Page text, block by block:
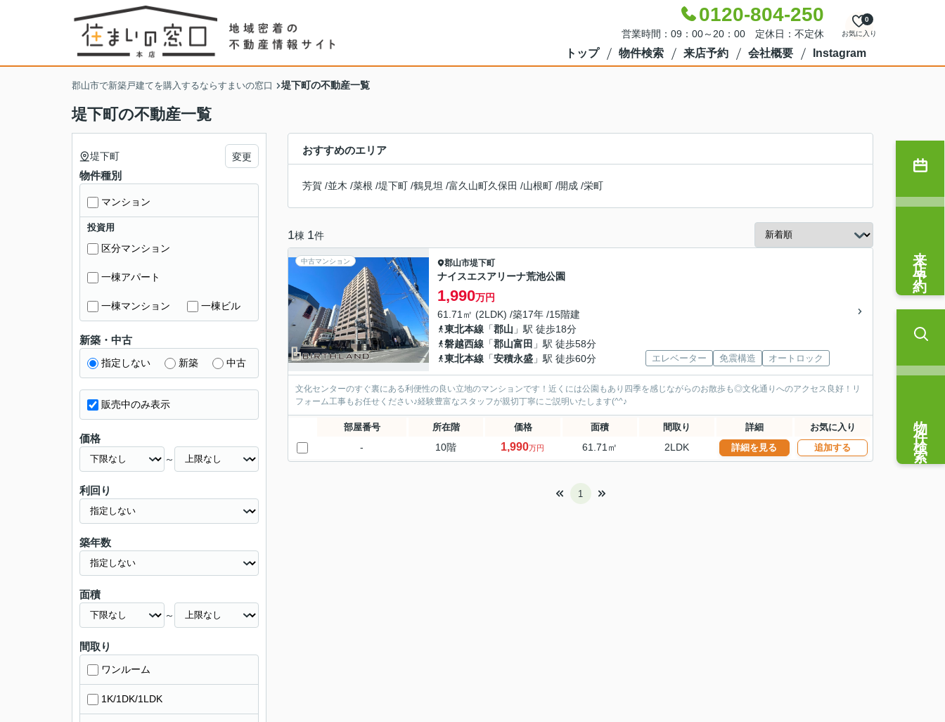
0120-804-250
営業時間：09：00～20：00 定休日：不定休 お気に入り
0
トップ 物件検索 来店予約 会社概要 Instagram
郡山市で新築戸建てを購入するならすまいの窓口 堤下町の不動産一覧
堤下町の不動産一覧
おすすめのエリア
芳賀 /並木 /菜根 /堤下町 /鶴見坦 /富久山町久保田 /山根町 /開成 /栄町
1棟 1件
中古マンション 郡山市堤下町
ナイスエスアリーナ荒池公園
1,990万円
61.71㎡ (2LDK) /築17年 /15階建
東北本線 「郡山 」駅 徒歩18分
磐越西線 「郡山富田 」駅 徒歩58分
東北本線 「安積永盛 」駅 徒歩60分 エレベーター 免震構造 オートロック
文化センターのすぐ裏にある利便性の良い立地のマンションです！近くには公園もあり四季を感じながらのお散歩も◎文化通りへのアクセス良好！リ
フォーム工事もお任せください♪経験豊富なスタッフが親切丁寧にご説明いたします(^^♪
部屋番号 所在階 価格 面積 間取り 詳細 お気に入り
- 10階 1,990万円 61.71㎡ 2LDK 詳細を見る 追加する
1
堤下町 変更
物件種別
マンション
投資用
区分マンション
一棟アパート
一棟マンション 一棟ビル
新築・中古
指定しない 新築 中古
販売中のみ表示
価格
～
利回り
築年数
面積
～
間取り
ワンルーム
1K/1DK/1LDK
来店予約
物件検索